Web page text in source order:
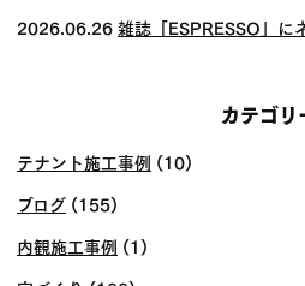
2026.06.26雑誌「ESPRESSO」に
カテゴリ
テナント施工事例 (10)
ブログ (155)
内観施工事例 (1)